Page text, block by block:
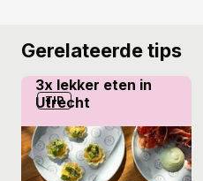
Gerelateerde tips
TIP
3x lekker eten in
Utrecht